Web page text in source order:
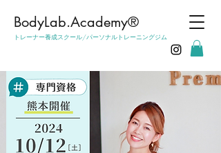
​BodyLab.Academy®︎
トレーナー養成スクール/パーソナルトレーニングジム